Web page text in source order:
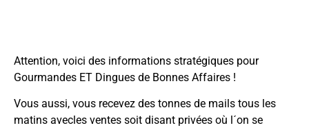
Attention, voici des informations stratégiques pour
Gourmandes ET Dingues de Bonnes Affaires !
Vous aussi, vous recevez des tonnes de mails tous les
matins avecles ventes soit disant privées où l´on se